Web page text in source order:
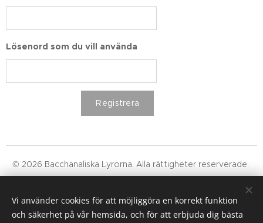
Lösenord som du vill använda
Registrera
© 2026 Bacchanaliska Lyrorna. Alla rättigheter reserverade.
användning av cookies i menyns "Villkor och integritet"
Cookies
Vi använder cookies för att möjliggöra en korrekt funktion
och säkerhet på vår hemsida, och för att erbjuda dig bästa